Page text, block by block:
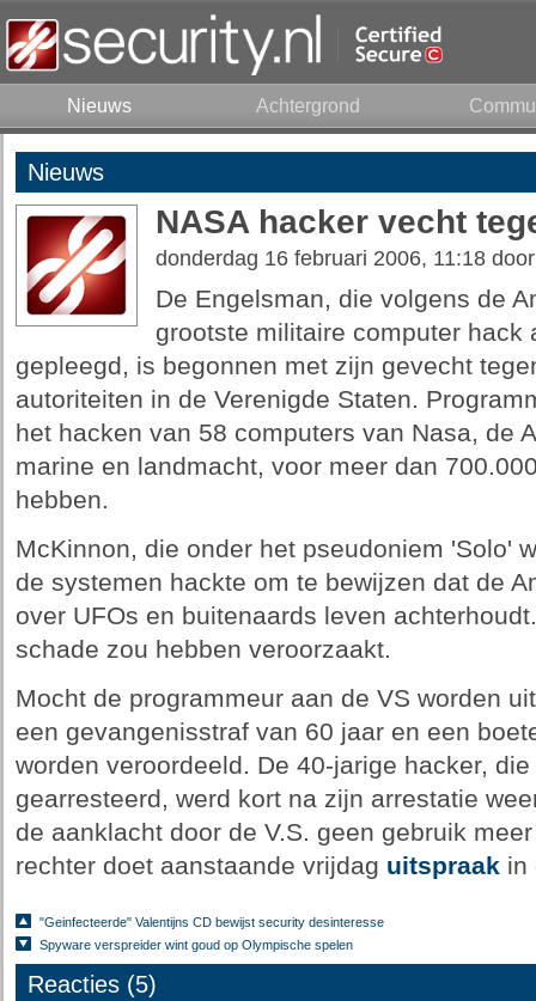
Nieuws Achtergrond
Nieuws
NASA hacker vecht
donderdag 16 februari 2006, 11:18
De Engelsman, die volgens de
grootste militaire computer hack
gepleegd, is begonnen met zijn gevecht
autoriteiten in de Verenigde Staten.
het hacken van 58 computers van Nasa, de
marine en landmacht, voor meer dan
hebben.
McKinnon, die onder het pseudoniem 'Solo'
de systemen hackte om te bewijzen dat de
over UFOs en buitenaards leven
schade zou hebben veroorzaakt.
Mocht de programmeur aan de VS worden
een gevangenisstraf van 60 jaar en een
worden veroordeeld. De 40-jarige hacker,
gearresteerd, werd kort na zijn arrestatie
de aanklacht door de V.S. geen gebruik
rechter doet aanstaande vrijdag uitspraakin
"Geinfecteerde" Valentijns CD bewijst security desinteresse
Spyware verspreider wint goud op Olympische spelen
Reacties (5)